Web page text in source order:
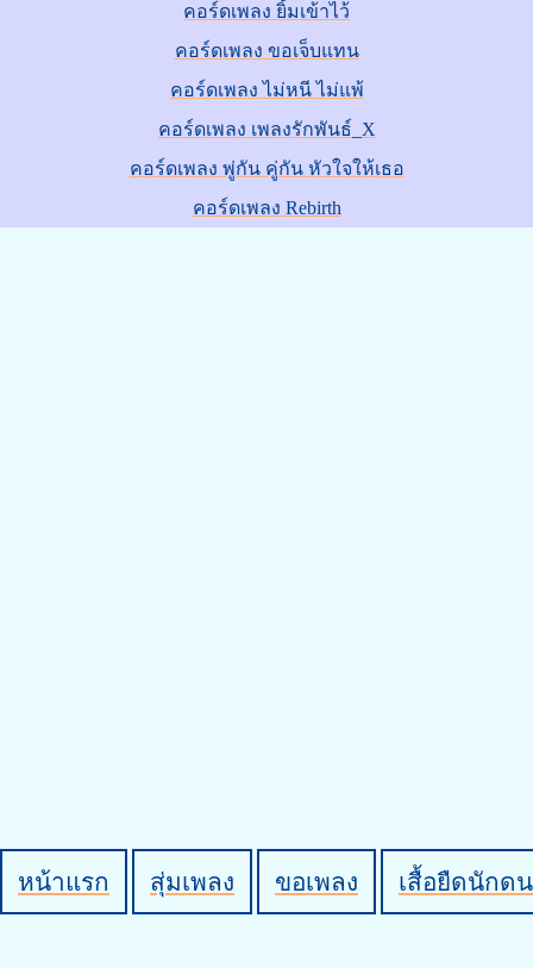
คอร์ดเพลง ยิ้มเข้าไว้
คอร์ดเพลง ขอเจ็บแทน
คอร์ดเพลง ไม่หนี ไม่แพ้
คอร์ดเพลง เพลงรักพันธ์_X
คอร์ดเพลง พู่กัน คู่กัน หัวใจให้เธอ
คอร์ดเพลง Rebirth
หน้าแรก สุ่มเพลง ขอเพลง เสื้อยืดนักด